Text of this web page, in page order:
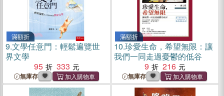
滿額折
9.文學任意門：輕鬆遍覽世
界文學
95
333
無庫存
滿額折
10.珍愛生命，希望無限：讓
我們一同走過憂鬱的低谷
9
216
無庫存